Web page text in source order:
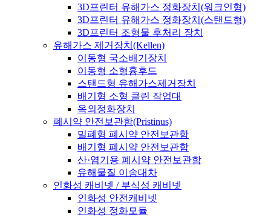
3D프린터 유해가스 정화장치(워크인형)
3D프린터 유해가스 정화장치(스탠드형)
3D프린터 조형물 후처리 장치
유해가스 제거장치(Kellen)
이동형 국소배기장치
이동형 소형흄후드
스탠드형 유해가스제거장치
배기형 소형 클린 작업대
옥외정화장치
폐시약 안전보관함(Pristinus)
밀폐형 폐시약 안전보관함
배기형 폐시약 안전보관함
산·염기용 폐시약 안전보관함
유해물질 이송대차
인화성 캐비넷 / 부식성 캐비넷
인화성 안전캐비넷
인화성 정화모듈